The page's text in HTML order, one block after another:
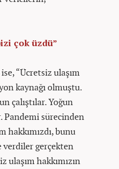
çok üzdü”
“Ücretsiz ulaşım
kaynağı olmuştu.
çalıştılar. Yoğun
Pandemi sürecinden
hakkımızdı, bunu
verdiler gerçekten
hakkımızın